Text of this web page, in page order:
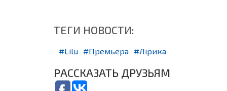
ТЕГИ НОВОСТИ:
Lilu Премьера Лірика
РАССКАЗАТЬ ДРУЗЬЯМ